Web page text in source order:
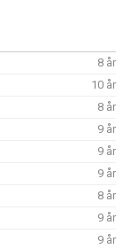
8 år
10 år
8 år
9 år
9 år
9 år
8 år
9 år
9 år